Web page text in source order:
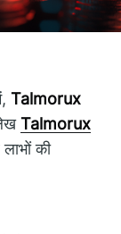
Talmorux
लेखTalmorux
की